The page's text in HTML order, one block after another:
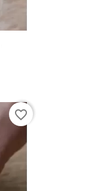
favorite_border